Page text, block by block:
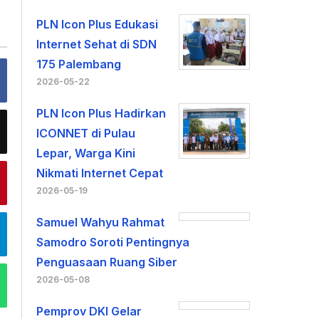
PLN Icon Plus Edukasi
Internet Sehat di SDN
175 Palembang
2026-05-22
PLN Icon Plus Hadirkan
ICONNET di Pulau
Lepar, Warga Kini
Nikmati Internet Cepat
2026-05-19
Samuel Wahyu Rahmat
Samodro Soroti Pentingnya
Penguasaan Ruang Siber
2026-05-08
Pemprov DKI Gelar